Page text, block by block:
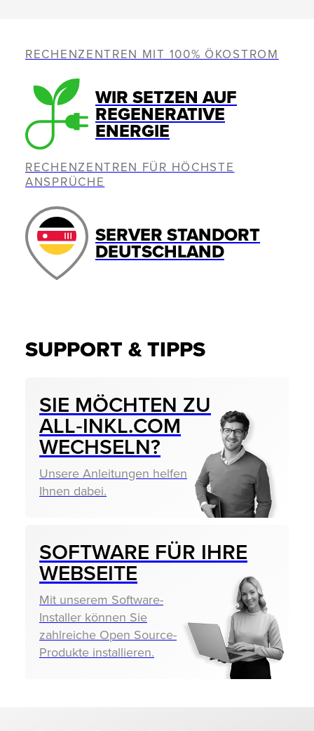
RECHENZENTREN MIT 100% ÖKOSTROM
WIR SETZEN AUF
REGENERATIVE
ENERGIE
RECHENZENTREN FÜR HÖCHSTE
ANSPRÜCHE
SERVER STANDORT
DEUTSCHLAND
SUPPORT & TIPPS
SIE MÖCHTEN ZU
ALL‑INKL.COM
WECHSELN?
Unsere Anleitungen helfen
Ihnen dabei.
SOFTWARE FÜR IHRE
WEBSEITE
Mit unserem Software-
Installer können Sie
zahlreiche Open Source-
Produkte installieren.